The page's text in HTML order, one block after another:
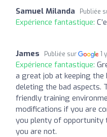
Samuel Milanda Publiée
Expérience fantastique:
James Publiée sur 1
Expérience fantastique:
a great job at keeping
deleting the bad aspects.
friendly training
modifications if you are
you plenty of opportunity
you are not.